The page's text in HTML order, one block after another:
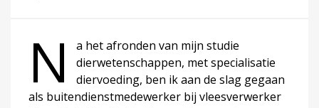
N
a het afronden van mijn studie
dierwetenschappen, met specialisatie
diervoeding, ben ik aan de slag gegaan
als buitendienstmedewerker bij vleesverwerker